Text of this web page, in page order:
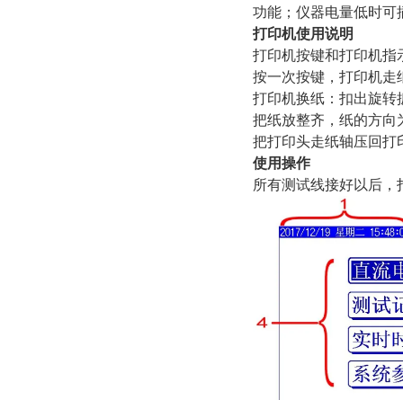
功能；仪器电量低时可
打印机使用说明
打印机按键和打印机指
按一次按键
打印机换纸：扣出旋转
把纸放整齐，纸的方向
把打印头走纸轴压回打
使用操作
所有测试线接好以后，